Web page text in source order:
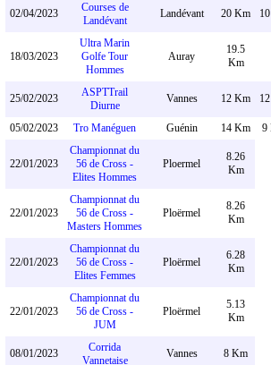
02/04/2023
Courses de
Landévant
Landévant 20 Km
18/03/2023
Ultra Marin
Golfe Tour
Hommes
Auray
19.5
Km
25/02/2023
ASPTTrail
Diurne
Vannes 12 Km
05/02/2023 Tro Manéguen Guénin 14 Km 9
22/01/2023
Championnat du
56 de Cross -
Elites Hommes
Ploermel
8.26
Km
22/01/2023
Championnat du
56 de Cross -
Masters Hommes
Ploërmel
8.26
Km
22/01/2023
Championnat du
56 de Cross -
Elites Femmes
Ploërmel
6.28
Km
22/01/2023
Championnat du
56 de Cross -
JUM
Ploërmel
5.13
Km
08/01/2023
Corrida
Vannetaise
Vannes 8 Km